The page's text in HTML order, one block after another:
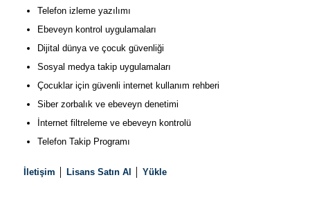
Telefon izleme yazılımı
Ebeveyn kontrol uygulamaları
Dijital dünya ve çocuk güvenliği
Sosyal medya takip uygulamaları
Çocuklar için güvenli internet kullanım rehberi
Siber zorbalık ve ebeveyn denetimi
İnternet filtreleme ve ebeveyn kontrolü
Telefon Takip Programı
İletişim Lisans Satın Al Yükle